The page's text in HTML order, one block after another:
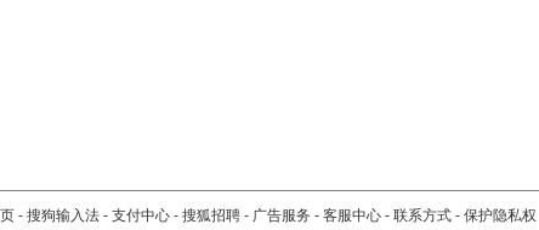
- 搜狗输入法 - 支付中心 - 搜狐招聘 - 广告服务 - 客服中心 - 联系方式 - 保护隐私权